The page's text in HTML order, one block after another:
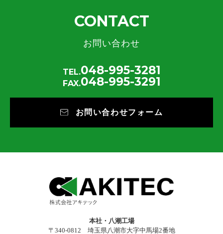
CONTACT
お問い合わせ
TEL.048-995-3281
FAX.048-995-3291
お問い合わせフォーム
本社・八潮工場
〒340-0812 埼玉県八潮市大字中馬場2番地